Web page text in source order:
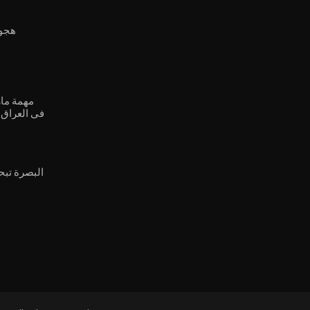
مهمة
في
البصرة